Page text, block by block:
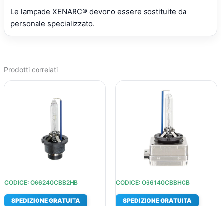
Le lampade XENARC® devono essere sostituite da
personale specializzato.
Prodotti correlati
CODICE: O66240CBB2HB
SPEDIZIONE GRATUITA
ORIGINALE
ERA:
€212,40.
CODICE: O66140CBBHCB
SPEDIZIONE GRATUITA
PREZZO
ORIGINALE
ERA:
€305,61.